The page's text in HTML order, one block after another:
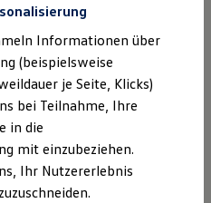
bei Volkswagen
Informationen über
(beispielsweise
je Seite, Klicks)
bei Teilnahme, Ihre
in die
mit einzubeziehen.
Ihr Nutzererlebnis